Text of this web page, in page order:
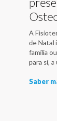
A
de Natal
família
para si,
Saber